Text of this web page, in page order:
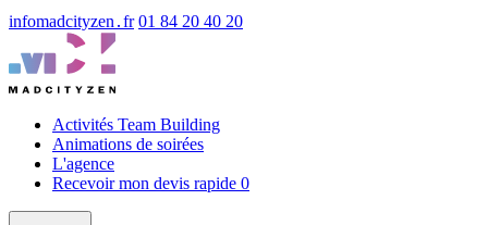
infomadcityzen․fr 01 84 20 40 20
Activités Team Building
Animations de soirées
L'agence
Recevoir mon devis rapide 0